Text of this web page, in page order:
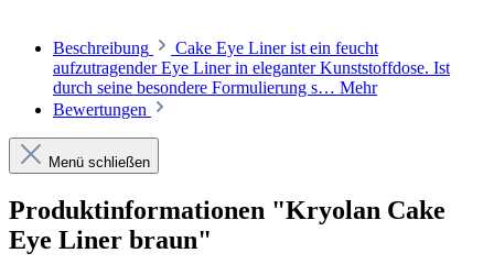
Beschreibung
Cake Eye Liner ist ein feucht
aufzutragender Eye Liner in eleganter Kunststoffdose. Ist
durch seine besondere Formulierung s… Mehr
Bewertungen
Menü schließen
Produktinformationen "Kryolan Cake
Eye Liner braun"